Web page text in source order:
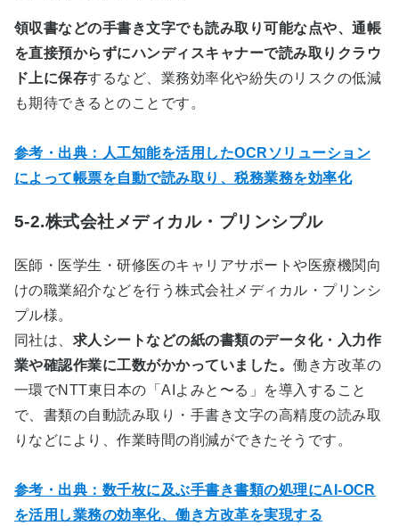
領収書などの手書き文字でも読み取り可能な点や、通帳
を直接預からずにハンディスキャナーで読み取りクラウ
ド上に保存するなど、業務効率化や紛失のリスクの低減
も期待できるとのことです。
参考・出典：人工知能を活用したOCRソリューション
によって帳票を自動で読み取り、税務業務を効率化
5-2.株式会社メディカル・プリンシプル
医師・医学生・研修医のキャリアサポートや医療機関向
けの職業紹介などを行う株式会社メディカル・プリンシ
プル様。
同社は、 求人シートなどの紙の書類のデータ化・入力作
業や確認作業に工数がかかっていました。働き方改革の
一環でNTT東日本の「AI よみと〜る」を導入すること
で、書類の自動読み取り・手書き文字の高精度の読み取
りなどにより、作業時間の削減ができたそうです。
参考・出典：数千枚に及ぶ手書き書類の処理にAI-OCR
を活用し業務の効率化、働き方改革を実現する